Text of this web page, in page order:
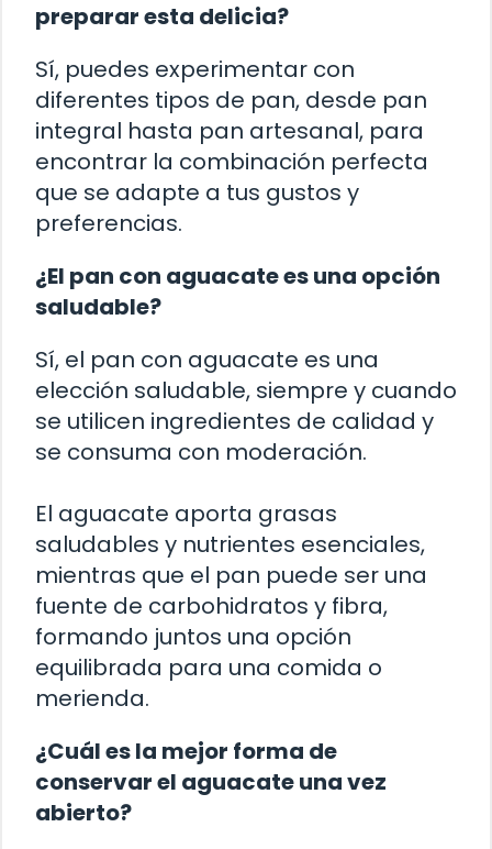
preparar esta delicia?
Sí, puedes experimentar con
diferentes tipos de pan, desde pan
integral hasta pan artesanal, para
encontrar la combinación perfecta
que se adapte a tus gustos y
preferencias.
¿El pan con aguacate es una opción
saludable?
Sí, el pan con aguacate es una
elección saludable, siempre y cuando
se utilicen ingredientes de calidad y
se consuma con moderación.
El aguacate aporta grasas
saludables y nutrientes esenciales,
mientras que el pan puede ser una
fuente de carbohidratos y fibra,
formando juntos una opción
equilibrada para una comida o
merienda.
¿Cuál es la mejor forma de
conservar el aguacate una vez
abierto?